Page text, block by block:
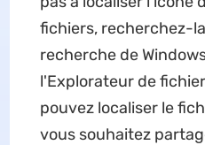
fichiers, recherchez-
recherche de
l'Explorateur de
pouvez localiser le
vous souhaitez